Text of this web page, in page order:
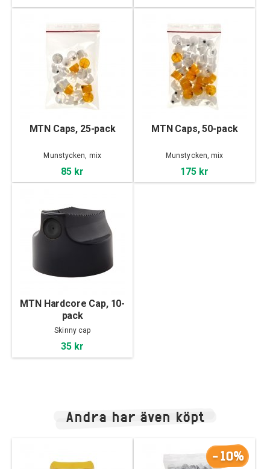
MTN Caps, 25-pack
Munstycken, mix
85 kr
MTN Caps, 50-pack
Munstycken, mix
175 kr
MTN Hardcore Cap, 10-
pack
Skinny cap
35 kr
Andra har även köpt
-10%